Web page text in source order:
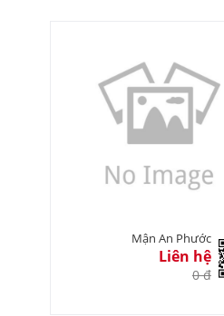
Mận An Phước
Liên hệ
0 đ